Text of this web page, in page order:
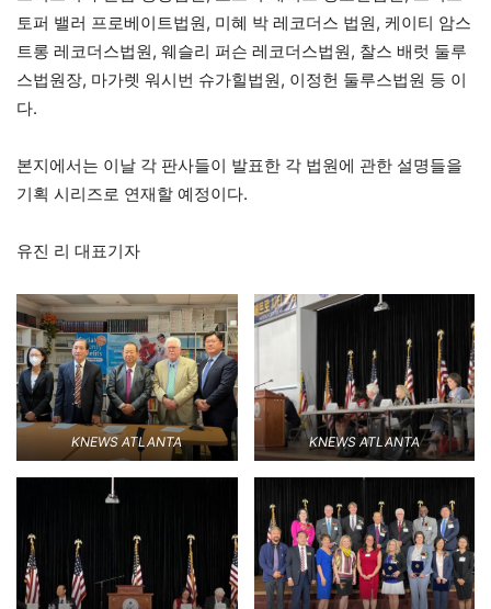
토퍼 밸러 프로베이트법원, 미혜 박 레코더스 법원, 케이티 암스
트롱 레코더스법원, 웨슬리 퍼슨 레코더스법원, 찰스 배럿 둘루
스법원장, 마가렛 워시번 슈가힐법원, 이정헌 둘루스법원 등 이
다.
본지에서는 이날 각 판사들이 발표한 각 법원에 관한 설명들을
기획 시리즈로 연재할 예정이다.
유진 리 대표기자
KNEWS ATLANTA KNEWS ATLANTA